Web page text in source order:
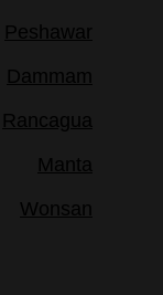
Peshawar
Dammam
Rancagua
Manta
Wonsan